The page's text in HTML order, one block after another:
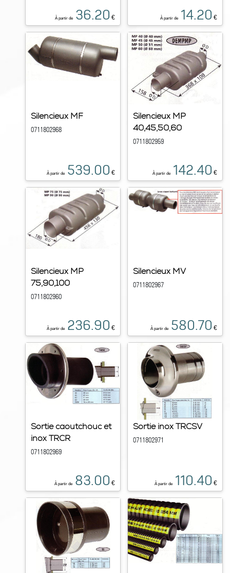
À partir de 36.20 € À partir de 14.20 €
Silencieux MF
0711802968
À partir de 539.00 €
Silencieux MP
40,45,50,60
0711802959
À partir de 142.40 €
Silencieux MP
75,90,100
0711802960
À partir de 236.90 €
Silencieux MV
0711802967
À partir de 580.70 €
Sortie caoutchouc et
inox TRCR
0711802969
À partir de 83.00 €
Sortie inox TRCSV
0711802971
À partir de 110.40 €